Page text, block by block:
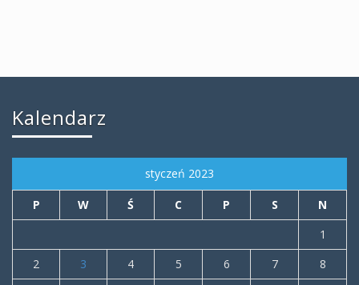
Kalendarz
styczeń 2023
P W Ś C P S
N
1
2
3 4 5 6 7
8